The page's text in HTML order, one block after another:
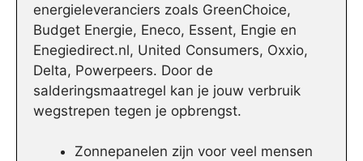
energieleveranciers zoals GreenChoice,
Budget Energie, Eneco, Essent, Engie en
Enegiedirect.nl, United Consumers, Oxxio,
Delta, Powerpeers. Door de
salderingsmaatregel kan je jouw verbruik
wegstrepen tegen je opbrengst.
Zonnepanelen zijn voor veel mensen